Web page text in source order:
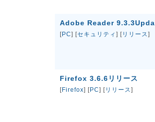
Adobe Reader
[PC] [セキュリティ ] [リリース]
Firefox 3.6.6リリース
[Firefox] [PC] [リリース]